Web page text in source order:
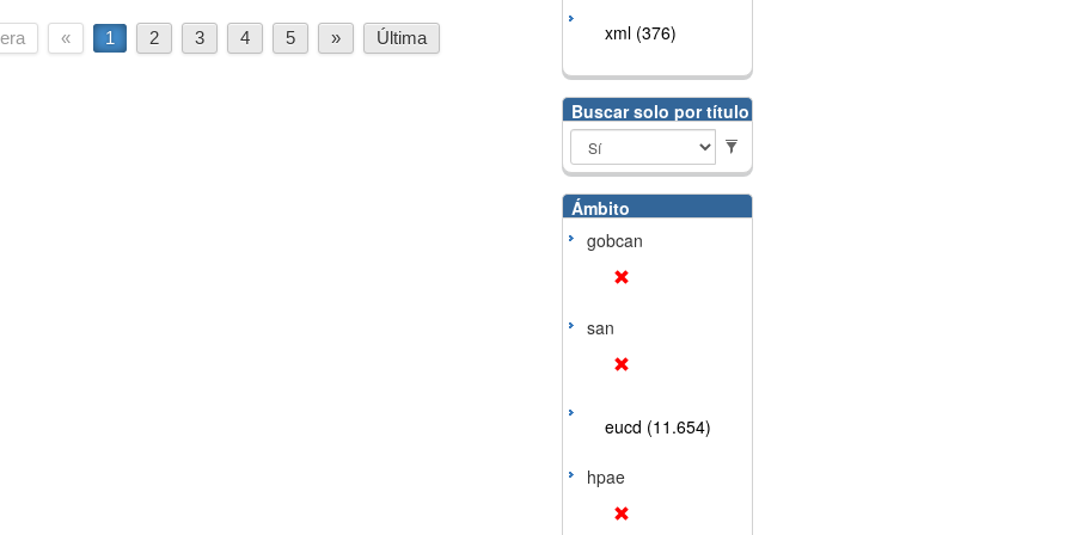
« 1 2 3 4 5 » Última xml (376)
Buscar solo por título
Ámbito
gobcan
san
eucd (11.654)
hpae